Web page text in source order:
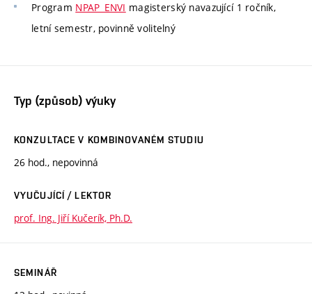
Program NPAP_ENVI magisterský navazující 1 ročník,
letní semestr, povinně volitelný
Typ (způsob) výuky
KONZULTACE V KOMBINOVANÉM STUDIU
26 hod., nepovinná
VYUČUJÍCÍ / LEKTOR
prof. Ing. Jiří Kučerík, Ph.D.
SEMINÁŘ